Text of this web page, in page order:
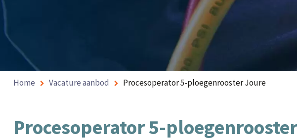
Home Vacature aanbod Procesoperator 5-ploegenrooster Joure
Procesoperator 5-